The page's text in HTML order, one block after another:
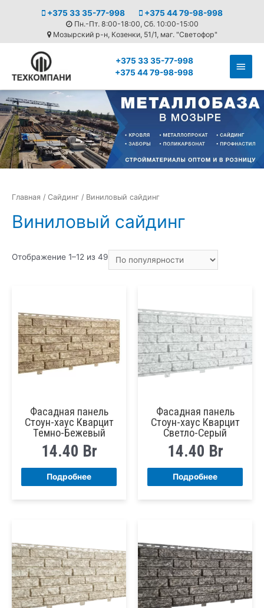
+375 33 35-77-998 +375 44 79-98-998
Пн.-Пт. 8:00-18:00, Сб. 10:00-15:00
Мозырский р-н, Козенки, 51/1, маг. "Светофор"
+375 33 35-77-998
+375 44 79-98-998
Главная / Сайдинг / Виниловый сайдинг
Виниловый сайдинг
Отображение 1–12 из 49 Сортировка:
по
Фасадная панель
Стоун-хаус Кварцит
Темно-Бежевый
14.40 Br
Подробнее
Фасадная панель
Стоун-хаус Кварцит
Светло-Серый
14.40 Br
Подробнее